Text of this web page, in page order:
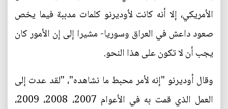
الأمريكي، إلا أنه كانت لأوديرنو كلمات مدببة فيما يخص
صعود داعش في العراق وسوريا- مشيرا إلى إن الأمور كان
يجب أن لا تكون على هذا النحو.
وقال أوديرنو "إنه لأمر محبط ما نشاهده"، "لقد عدت إلى
العمل الذي قمت به في الأعوام 2007، 2008، 2009،